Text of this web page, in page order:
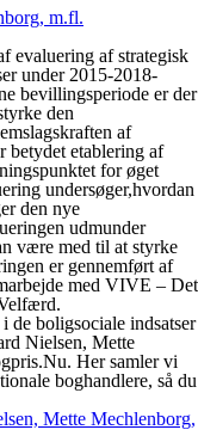
m.fl.
evaluering af strategisk
under 2015-2018-
bevillingsperiode er der
den
af
betydet etablering af
for øget
undersøger,hvordan
den nye
udmunder
være med til at styrke
er gennemført af
med VIVE – Det
de boligsociale indsatser
Nielsen, Mette
Her samler vi
boghandlere, så du
Mette Mechlenborg,